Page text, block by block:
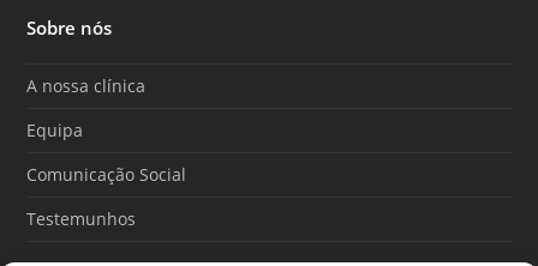
e
b
o
k
T
u
e r
a
Sobre nós
A nossa clínica
Equipa
Comunicação Social
Testemunhos